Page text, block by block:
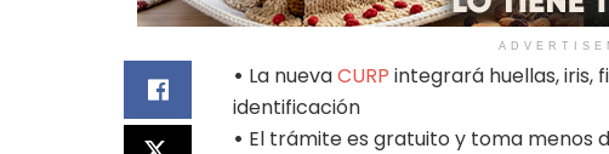
• La nuevaCURP integrará huellas,
identificación
• El trámite es gratuito y toma menos